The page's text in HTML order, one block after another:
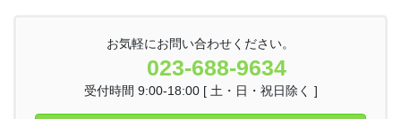
お気軽にお問い合わせください。
023-688-9634
受付時間 9:00-18:00 [ 土・日・祝日除く ]